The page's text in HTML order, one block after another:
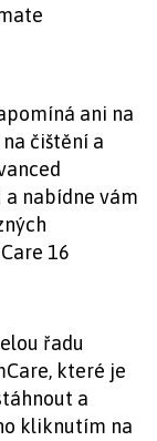
ani na
čištění a
nabídne vám
16
řadu
které je
a
kliknutím na